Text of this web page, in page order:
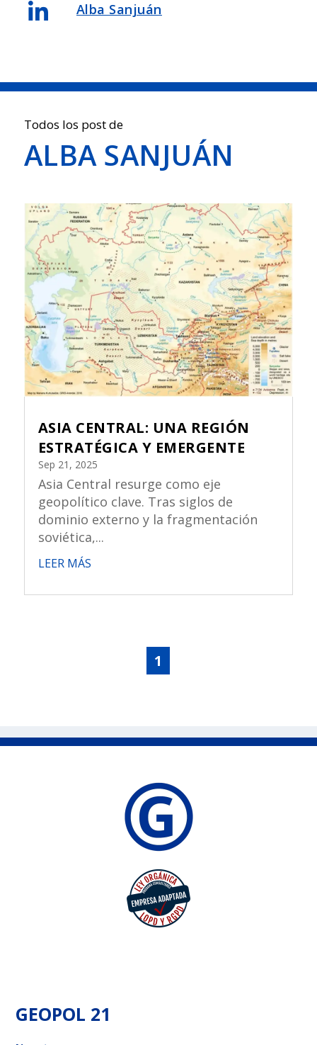
 Alba Sanjuán
Todos los post de
ALBA SANJUÁN
ASIA CENTRAL: UNA REGIÓN
ESTRATÉGICA Y EMERGENTE
Sep 21, 2025
Asia Central resurge como eje
geopolítico clave. Tras siglos de
dominio externo y la fragmentación
soviética,...
LEER MÁS
1
GEOPOL 21